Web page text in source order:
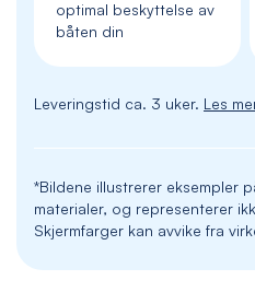
optimal beskyttelse av
båten din
Leveringstid ca. 3 uker. Les
*Bildene illustrerer eksempler
materialer, og representerer
Skjermfarger kan avvike fra